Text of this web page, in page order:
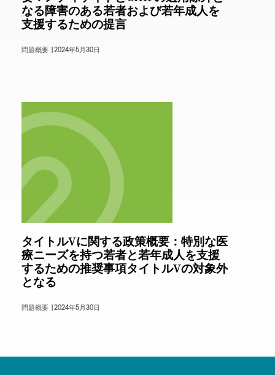
なる障害のある若者および若年成人を
支援するための提言
問題概要 | 2024年5月30日
タイトルVに関する政策概要：特別な医
療ニーズを持つ若者と若年成人を支援
するための推奨事項タイトルVの対象外
となる
問題概要 | 2024年5月30日